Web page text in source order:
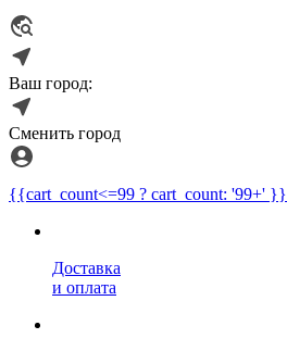
Ваш город:
Сменить город
{{cart_count<=99 ? cart_count: '99+' }}
Доставка
и оплата